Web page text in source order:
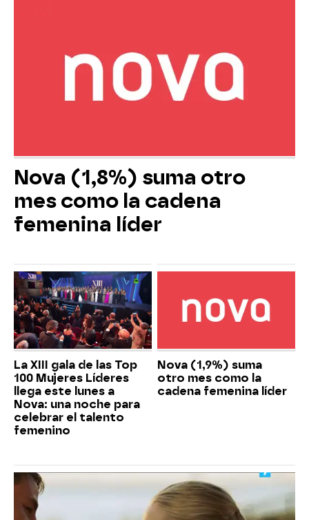
Nova (1,8%) suma otro
mes como la cadena
femenina líder
La XIII gala de las Top
100 Mujeres Líderes
llega este lunes a
Nova: una noche para
celebrar el talento
femenino
Nova (1,9%) suma
otro mes como la
cadena femenina líder